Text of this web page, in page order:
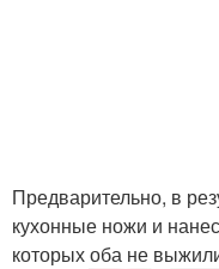
Предварительно, в
кухонные ножи и
которых оба не